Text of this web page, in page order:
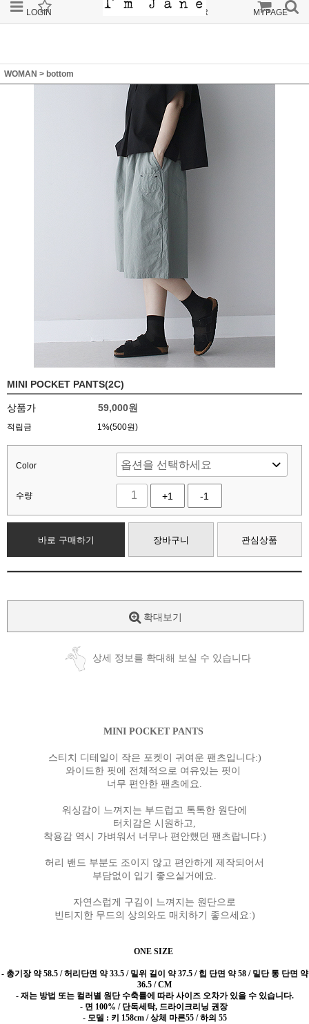
LOGIN ORDER MYPAGE
WOMAN > bottom
MINI POCKET PANTS(2C)
상품가 59,000원
적립금 1%(500원)
Color
수량 +1 -1
바로 구매하기 장바구니 관심상품
확대보기
상세 정보를 확대해 보실 수 있습니다
MINI POCKET PANTS
스티치 디테일이 작은 포켓이 귀여운 팬츠입니다:)
와이드한 핏에 전체적으로 여유있는 핏이
너무 편안한 팬츠에요.
워싱감이 느껴지는 부드럽고 톡톡한 원단에
터치감은 시원하고,
착용감 역시 가벼워서 너무나 편안했던 팬츠랍니다:)
허리 밴드 부분도 조이지 않고 편안하게 제작되어서
부담없이 입기 좋으실거에요.
자연스럽게 구김이 느껴지는 원단으로
빈티지한 무드의 상의와도 매치하기 좋으세요:)
ONE SIZE
- 총기장 약 58.5 / 허리단면 약 33.5 / 밑위 길이 약 37.5 / 힙 단면 약 58 / 밑단 통 단면 약
36.5 / CM
- 재는 방법 또는 컬러별 원단 수축률에 따라 사이즈 오차가 있을 수 있습니다.
- 면 100% / 단독세탁, 드라이크리닝 권장
- 모델 : 키 158cm / 상체 마른55 / 하의 55